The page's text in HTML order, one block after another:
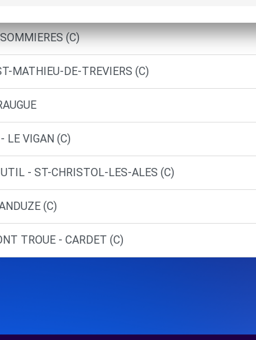
(C)
MATHIEU-DE-TREVIERS (C)
LE VIGAN (C)
- ST-CHRISTOL-LES-ALES (C)
(C)
TROUE - CARDET (C)